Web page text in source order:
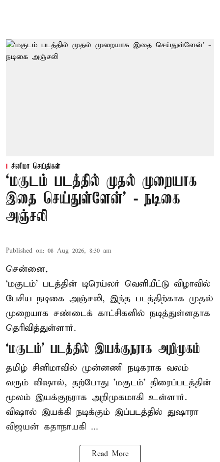
சினிமா செய்திகள்
‘மகுடம் படத்தில் முதல் முறையாக
இதை செய்துள்ளேன்’ - நடிகை
அஞ்சலி
Published on: 08 Aug 2026, 8:30 am
சென்னை,
‘மகுடம்’ படத்தின் டிரெய்லர் வெளியீட்டு விழாவில்
பேசிய நடிகை அஞ்சலி, இந்த படத்திற்காக முதல்
முறையாக சண்டைக் காட்சிகளில் நடித்துள்ளதாக
தெரிவித்துள்ளார்.
‘மகுடம்’ படத்தில் இயக்குநராக அறிமுகம்
தமிழ் சினிமாவில் முன்னணி நடிகராக வலம்
வரும் விஷால், தற்போது 'மகுடம்' திரைப்படத்தின்
மூலம் இயக்குநராக அறிமுகமாகி உள்ளார்.
விஷால் இயக்கி நடிக்கும் இப்படத்தில் துஷாரா
விஜயன் கதாநாயகி ...
Read More